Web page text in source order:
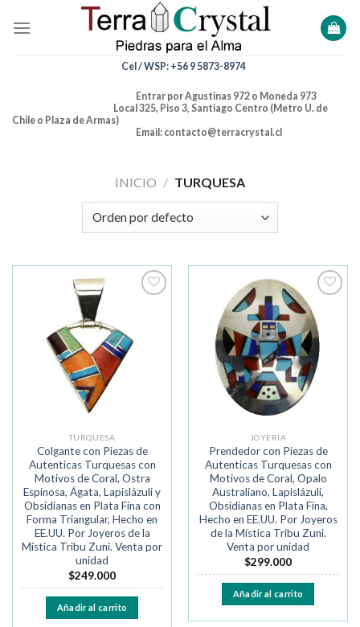
Cel / WSP: +56 9 5873-8974
Entrar por Agustinas 972 o Moneda 973
Local 325, Piso 3, Santiago Centro (Metro U. de
Chile o Plaza de Armas)
Email: contacto@terracrystal.cl
INICIO / TURQUESA
deseos
TURQUESA
Colgante con Piezas de
Autenticas Turquesas con
Motivos de Coral, Ostra
Espinosa, Ágata, Lapislázuli y
Obsidianas en Plata Fina con
Forma Triangular, Hecho en
EE.UU. Por Joyeros de la
Mística Tribu Zuni. Venta por
unidad
$249.000
Añadir al carrito
Añadir
lista de
deseos
JOYERÍA
Prendedor con Piezas de
Autenticas Turquesas con
Motivos de Coral, Opalo
Australiano, Lapislázuli,
Obsidianas en Plata Fina,
Hecho en EE.UU. Por Joyeros
de la Mística Tribu Zuni.
Venta por unidad
$299.000
Añadir al carrito